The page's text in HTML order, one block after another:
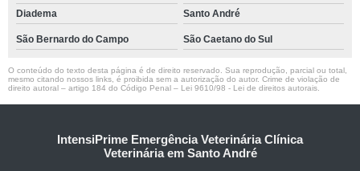
Diadema
Santo André
São Bernardo do Campo São Caetano do Sul
O conteúdo do texto desta página é de direito reservado. Sua reprodução, parcial ou total,
mesmo citando nossos links, é proibida sem a autorização do autor. Crime de violação de
direito autoral – artigo 184 do Código Penal – Lei 9610/98 - Lei de direitos autorais
IntensiPrime Emergência Veterinária Clínica
Veterinária em Santo André